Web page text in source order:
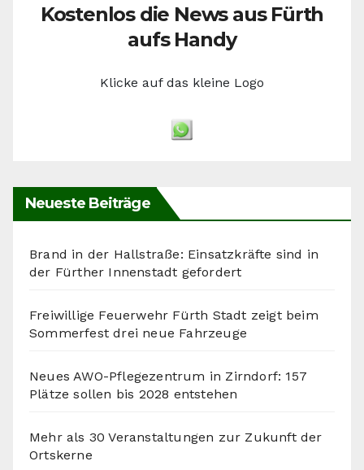
Kostenlos die News aus Fürth
aufs Handy
Klicke auf das kleine Logo
Neueste Beiträge
Brand in der Hallstraße: Einsatzkräfte sind in
der Fürther Innenstadt gefordert
Freiwillige Feuerwehr Fürth Stadt zeigt beim
Sommerfest drei neue Fahrzeuge
Neues AWO-Pflegezentrum in Zirndorf: 157
Plätze sollen bis 2028 entstehen
Mehr als 30 Veranstaltungen zur Zukunft der
Ortskerne